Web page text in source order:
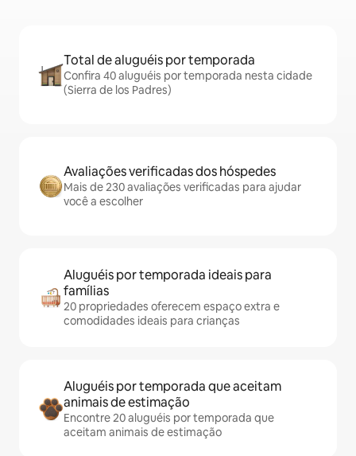
Total de aluguéis por temporada
Confira 40 aluguéis por temporada nesta cidade
(Sierra de los Padres)
Avaliações verificadas dos hóspedes
Mais de 230 avaliações verificadas para ajudar
você a escolher
Aluguéis por temporada ideais para
famílias
20 propriedades oferecem espaço extra e
comodidades ideais para crianças
Aluguéis por temporada que aceitam
animais de estimação
Encontre 20 aluguéis por temporada que
aceitam animais de estimação